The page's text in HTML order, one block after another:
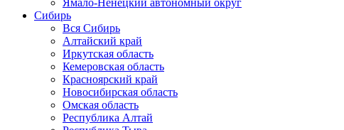
Ямало-Ненецкий автономный округ
Сибирь
Вся Сибирь
Алтайский край
Иркутская область
Кемеровская область
Красноярский край
Новосибирская область
Омская область
Республика Алтай